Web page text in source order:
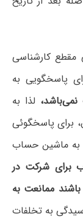
مقطع کارشناسی
پاسخگویی به
لذا به
برای پاسخگوئی
به ماشین حساب
برای شرکت در
ممانعت به
به تخلفات